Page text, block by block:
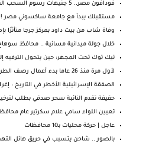
فودافون مصر.. 5 جنيهات رسوم السحب النقدي من فودافو...
مستقبلك يبدأ مع جامعة ساكسوني مصر !
وفاة شاب من بيت داود بمركز جرجا متأثرًا
خلال جولة ميدانية مسائية .. محافظ
تيك توك تحت المجهر: حين يتحول الترفيه
لأول مرة منذ 26 عاما بدء أعمال رصف الطرق والشوارع ...
الصفقة الإسرائيلية الأخطر في التاريخ :
حقيقة تقدم النائبة سحر صدقي بطلب
تعيين اللواء سامي علام سكرتير عام
عاجل | حركة محليات بـ10 محافظات
بالصور .. شاحن يتسبب في حريق هائل